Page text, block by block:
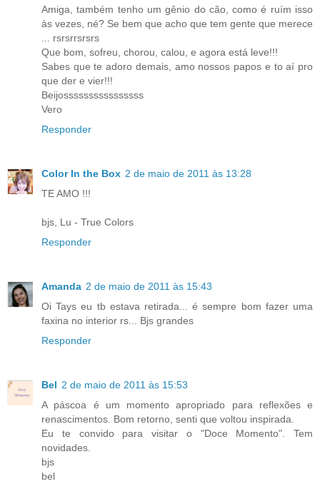
Amiga, também tenho um gênio do cão, como é ruím isso
às vezes, né? Se bem que acho que tem gente que merece
... rsrsrrsrsrs
Que bom, sofreu, chorou, calou, e agora está leve!!!
Sabes que te adoro demais, amo nossos papos e to aí pro
que der e vier!!!
Beijossssssssssssssss
Vero
Responder
Color In the Box 2 de maio de 2011 às 13:28
TE AMO !!!
bjs, Lu - True Colors
Responder
Amanda 2 de maio de 2011 às 15:43
Oi Tays eu tb estava retirada... é sempre bom fazer uma
faxina no interior rs... Bjs grandes
Responder
Bel 2 de maio de 2011 às 15:53
A páscoa é um momento apropriado para reflexões e
renascimentos. Bom retorno, senti que voltou inspirada.
Eu te convido para visitar o "Doce Momento". Tem
novidades.
bjs
bel